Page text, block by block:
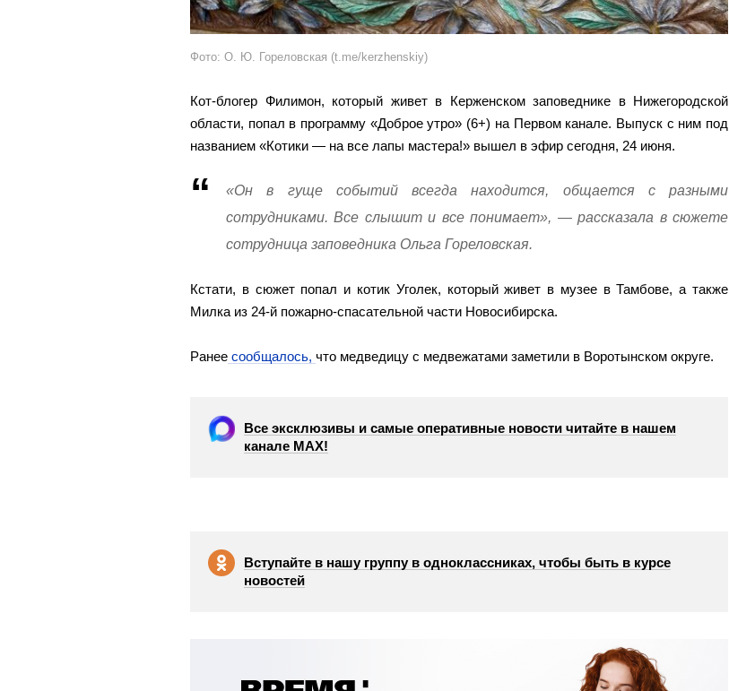
Фото: О. Ю. Гореловская (t.me/kerzhenskiy)
Кот-блогер Филимон, который живет в Керженском заповеднике в Нижегородской
области, попал в программу «Доброе утро» (6+) на Первом канале. Выпуск с ним под
названием «Котики — на все лапы мастера!» вышел в эфир сегодня, 24 июня.
«Он в гуще событий всегда находится, общается с разными
сотрудниками. Все слышит и все понимает», — рассказала в сюжете
сотрудница заповедника Ольга Гореловская.
Кстати, в сюжет попал и котик Уголек, который живет в музее в Тамбове, а также
Милка из 24-й пожарно-спасательной части Новосибирска.
Ранее сообщалось, что медведицу с медвежатами заметили в Воротынском округе.
Все эксклюзивы и самые оперативные новости читайте в нашем
канале МАХ!
Вступайте в нашу группу в одноклассниках, чтобы быть в курсе
новостей